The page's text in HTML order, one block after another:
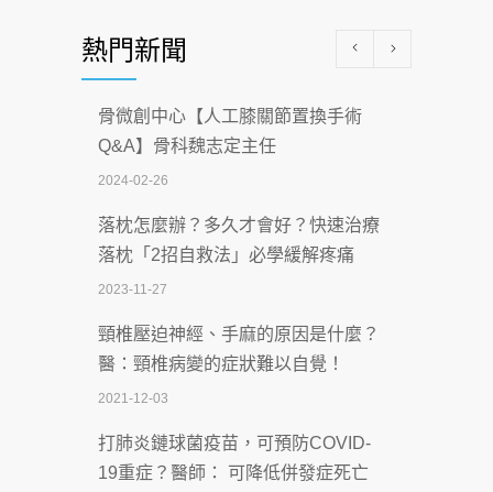
科能量
2026-07-08
沒菸酒也瀕臨洗腎？65歲男靠「這習
慣」逆轉腎功能 醫揭3招救命
2026-07-08
體溫飆破41度！醫連收兩例中暑病例：
致死率達8成
2026-07-07
深耕萬華55年 西園醫院回顧發展歷程與
智慧 醫療布局
2026-07-06
【115年臺北市「防癌保衛戰：健康好禮
一手刮」】 宣導
熱門新聞
骨微創中心【人工膝關節置換手術
Q&A】骨科魏志定主任
2024-02-26
落枕怎麼辦？多久才會好？快速治療
落枕「2招自救法」必學緩解疼痛
2023-11-27
頸椎壓迫神經、手麻的原因是什麼？
醫：頸椎病變的症狀難以自覺！
2021-12-03
打肺炎鏈球菌疫苗，可預防COVID-
19重症？醫師： 可降低併發症死亡